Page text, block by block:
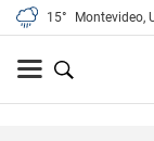
15° Montevideo,